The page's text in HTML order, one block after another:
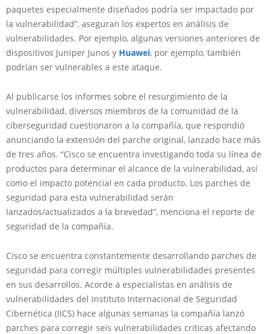
paquetes especialmente diseñados podría ser impactado por
la vulnerabilidad”, aseguran los expertos en análisis de
vulnerabilidades. Por ejemplo, algunas versiones anteriores de
dispositivos Juniper Junos y Huawei, por ejemplo, también
podrían ser vulnerables a este ataque.
Al publicarse los informes sobre el resurgimiento de la
vulnerabilidad, diversos miembros de la comunidad de la
ciberseguridad cuestionaron a la compañía, que respondió
anunciando la extensión del parche original, lanzado hace más
de tres años. “Cisco se encuentra investigando toda su línea de
productos para determinar el alcance de la vulnerabilidad, así
como el impacto potencial en cada producto. Los parches de
seguridad para esta vulnerabilidad serán
lanzados/actualizados a la brevedad”, menciona el reporte de
seguridad de la compañía.
Cisco se encuentra constantemente desarrollando parches de
seguridad para corregir múltiples vulnerabilidades presentes
en sus desarrollos. Acorde a especialistas en análisis de
vulnerabilidades del Instituto Internacional de Seguridad
Cibernética (IICS) hace algunas semanas la compañía lanzó
parches para corregir seis vulnerabilidades críticas afectando